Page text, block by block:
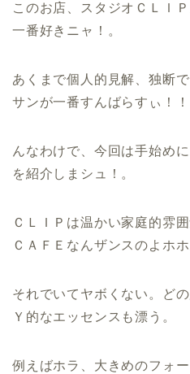
このお店、スタジオＣＬＩ
一番好きニャ！。
あくまで個人的見解、独断
サンが一番すんばらすぃ！！
んなわけで、今回は手始め
を紹介しまシュ！。
ＣＬＩＰは温かい家庭的雰
ＣＡＦＥなんザンスのよホホ
それでいてヤボくない。ど
Ｙ的なエッセンスも漂う。
例えばホラ、大きめのフォ